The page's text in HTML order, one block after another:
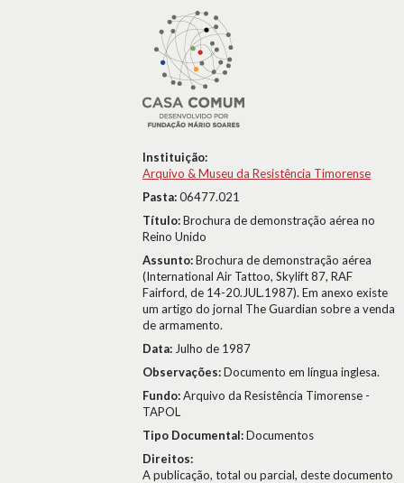
Instituição:
Arquivo & Museu da Resistência Timorense
Pasta:06477.021
Título:Brochura de demonstração aérea no
Reino Unido
Assunto:Brochura de demonstração aérea
(International Air Tattoo, Skylift 87, RAF
Fairford, de 14-20.JUL.1987). Em anexo existe
um artigo do jornal The Guardian sobre a venda
de armamento.
Data: Julho de 1987
Observações:Documento em língua inglesa.
Fundo:Arquivo da Resistência Timorense -
TAPOL
Tipo Documental:Documentos
Direitos:
A publicação, total ou parcial, deste documento